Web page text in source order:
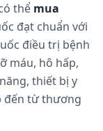
không có
ánh sáng
thể mua
đạt chuẩn với
điều trị bệnh
máu, hô hấp,
thiết bị y
đến từ thương